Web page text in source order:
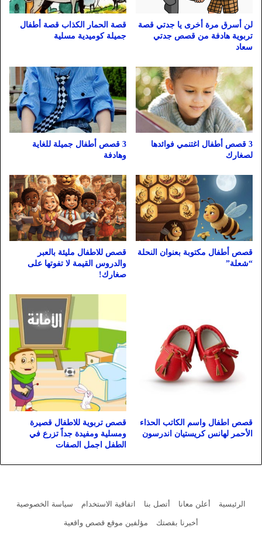
لن أسرق مرة أخرى يا جدتي قصة
تربوية هادفة من قصص جدتي
سعاد
قصة الحمار الكذاب قصة أطفال
جميلة كوميدية مسلية
3 قصص أطفال اغتنمي فوائدها
لصغارك
3 قصص أطفال جميلة للغاية
وهادفة
قصص أطفال مكتوبة بعنوان النحلة
“شعلة”
قصص للاطفال مليئة بالعبر
والدروس القيمة لا تفوتها على
صغارك!
قصص اطفال واسم الكاتب الحذاء
الأحمر لهانس كريستيان اندرسون
قصص تربوية للاطفال قصيرة
ومسلية ومفيدة جداً تزرع في
الطفل اجمل الصفات
الرئيسية أعلن معانا أتصل بنا اتفاقية الاستخدام
سياسة الخصوصية
أخبرنا بقصتك
مؤلفين موقع قصص واقعية